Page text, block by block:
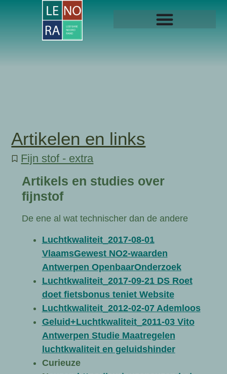
Artikelen en links
Fijn stof - extra
Artikels en studies over
fijnstof
De ene al wat technischer dan de andere
Luchtkwaliteit_2017-08-01
VlaamsGewest NO2-waarden
Antwerpen OpenbaarOnderzoek
Luchtkwaliteit_2017-09-21 DS Roet
doet fietsbonus teniet Website
Luchtkwaliteit_2012-02-07 Ademloos
Geluid+Luchtkwaliteit_2011-03 Vito
Antwerpen Studie Maatregelen
luchtkwaliteit en geluidshinder
Curieuze